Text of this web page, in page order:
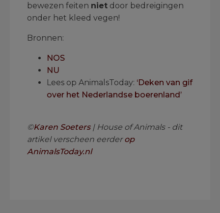
bewezen feiten niet door bedreigingen
onder het kleed vegen!
Bronnen:
NOS
NU
Lees op AnimalsToday: ‘Deken van gif
over het Nederlandse boerenland’
©Karen Soeters| House of Animals - dit
artikel verscheen eerderop
AnimalsToday.nl